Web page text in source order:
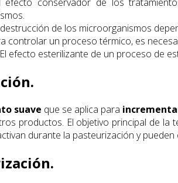
de los microorganismos
controlar un proceso térmico, es
efecto esterilizante de un proceso de
suave que se aplica para
productos. El objetivo principal de la
durante la pasteurización y